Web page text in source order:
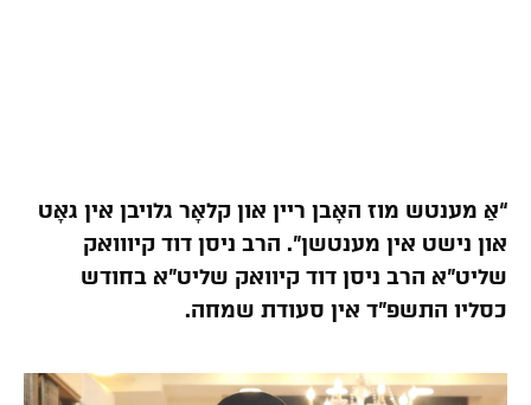
“אַ מענטש מוז האָבן ריין און קלאָר גלויבן אין גאָט
און נישט אין מענטשן”. הרב ניסן דוד קיווואק
שליט”א הרב ניסן דוד קיוואק שליט”א בחודש
כסליו התשפ”ד אין סעודת שמחה.